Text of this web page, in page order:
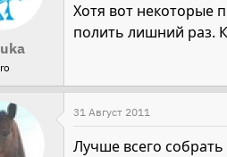
Хотя вот некоторые
полить лишний раз.
31 Август 2011
Лучше всего